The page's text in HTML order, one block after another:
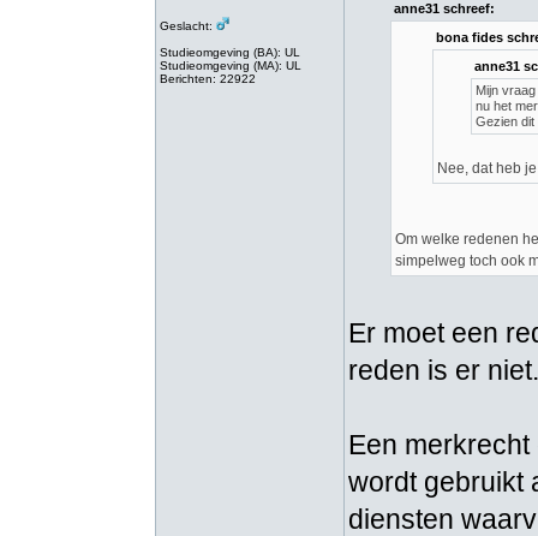
Geslacht:
Studieomgeving (BA): UL
Studieomgeving (MA): UL
Berichten: 22922
anne31 schreef:
bona fides
anne31
Mijn
nu het
Gezien dit
Nee, dat heb
Om welke redenen
simpelweg toch ook
Er moet een
reden is er niet.
Een
wordt gebruikt
diensten